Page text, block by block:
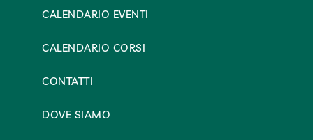
CALENDARIO EVENTI
CALENDARIO CORSI
CONTATTI
DOVE SIAMO